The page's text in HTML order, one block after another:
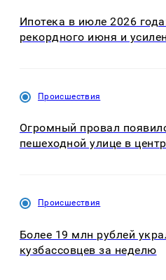
Ипотека в июле 2026
рекордного июня и
Происшествия
Огромный провал
пешеходной улице в
Происшествия
Более 19 млн рублей
кузбассовцев за неделю